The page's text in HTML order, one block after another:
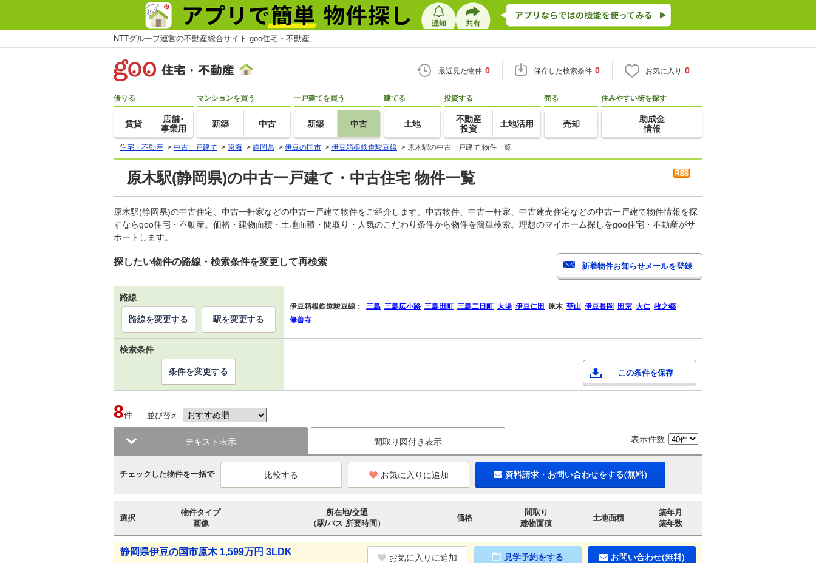
NTTグループ運営の不動産総合サイト goo住宅・不動産
最近見た物件 0 保存した検索条件 0 お気に入り 0
借りる
賃貸
店舗･
事業用
マンションを買う
新築 中古
一戸建てを買う
新築 中古
建てる
土地
投資する
不動産
投資
土地活用
売る
売却
住みやすい街を探す
助成金
情報
住宅・不動産 > 中古一戸建て > 東海 > 静岡県 > 伊豆の国市 > 伊豆箱根鉄道駿豆線 > 原木駅の中古一戸建て 物件一覧
原木駅(静岡県)の中古一戸建て・中古住宅 物件一覧
原木駅(静岡県)の中古住宅、中古一軒家などの中古一戸建て物件をご紹介します。中古物件、中古一軒家、中古建売住宅などの中古一戸建て物件情報を探
すならgoo住宅・不動産。価格・建物面積・土地面積・間取り・人気のこだわり条件から物件を簡単検索。理想のマイホーム探しをgoo住宅・不動産がサ
ポートします。
探したい物件の路線・検索条件を変更して再検索
路線
伊豆箱根鉄道駿豆線： 三島 三島広小路 三島田町 三島二日町 大場 伊豆仁田 原木 韮山 伊豆長岡 田京 大仁 牧之郷
修善寺
路線を変更する 駅を変更する
検索条件
この条件を保存
条件を変更する
8件 並び替え
テキスト表示 間取り図付き表示 表示件数
チェックした物件を一括で お気に入りに追加 資料請求・お問い合わせをする(無料)
選択
物件タイプ
画像
所在地/交通
（駅/バス 所要時間）
価格
間取り
建物面積
土地面積
築年月
築年数
静岡県伊豆の国市原木 1,599万円 3LDK
お気に入りに追加 見学予約をする お問い合わせ(無料)